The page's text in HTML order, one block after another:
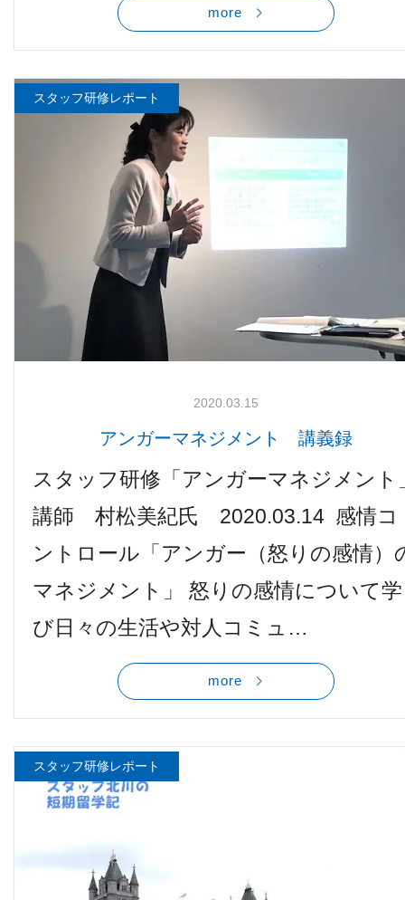
more
スタッフ研修レポート
2020.03.15
アンガーマネジメント 講義録
スタッフ研修「アンガーマネジメント
講師 村松美紀氏 2020.03.14 感情コ
ントロール「アンガー（怒りの感情）
マネジメント」 怒りの感情について学
び日々の生活や対人コミュ…
more
スタッフ研修レポート